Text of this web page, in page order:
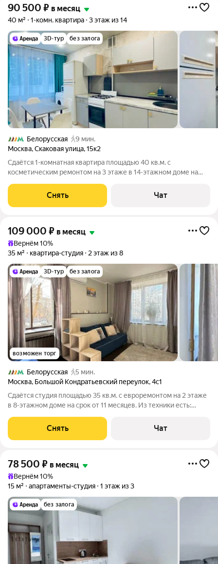
90 500 ₽ в месяц
40 м² 1-комн. квартира 3 этаж из 14
3D-тур без залога
Белорусская
9 мин.
Москва,Скаковая улица,15к2
Сдаётся 1-комнатная квартира площадью 40 кв.м. с
косметическим ремонтом на 3 этаже в 14-этажном доме на
Стиральная машина Холодильник Микроволновка Дом -
блочный, окна выходят во двор.
Снять Чат
109 000 ₽ в месяц
Вернём 10%
35 м²
квартира-студия 2 этаж из 8
3D-тур без залога
возможен торг
Белорусская
5 мин.
Москва, Большой Кондратьевский переулок,4с1
Сдаётся студия площадью 35 кв.м. с евроремонтом на 2 этаже
в 8-этажном доме на срок от 11 месяцев. Из техники есть:
Посудомоечная машина Кондиционер Микроволновка
Пылесос Дом - кирпичный,
Снять Чат
78 500 ₽ в месяц
Вернём 10%
15 м²
апартаменты-студия 1 этаж из 3
без залога